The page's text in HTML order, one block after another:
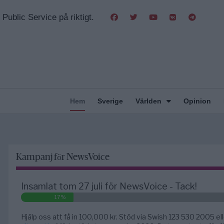
Public Service på riktigt.
Hem Sverige Världen Opinion
Kampanj för NewsVoice
Insamlat tom 27 juli för NewsVoice - Tack!
17%
Hjälp oss att få in 100,000 kr. Stöd via Swish 123 530 2005